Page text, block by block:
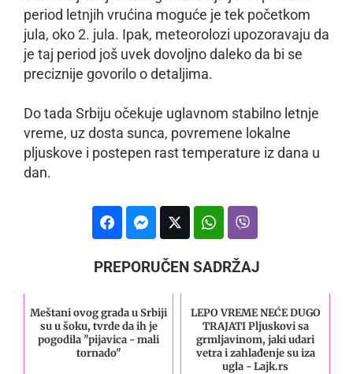
period letnjih vrućina moguće je tek početkom
jula, oko 2. jula. Ipak, meteorolozi upozoravaju da
je taj period još uvek dovoljno daleko da bi se
preciznije govorilo o detaljima.
Do tada Srbiju očekuje uglavnom stabilno letnje
vreme, uz dosta sunca, povremene lokalne
pljuskove i postepen rast temperature iz dana u
dan.
PREPORUČEN SADRŽAJ
Meštani ovog grada u Srbiji
su u šoku, tvrde da ih je
pogodila "pijavica - mali
tornado"
LEPO VREME NEĆE DUGO
TRAJATI Pljuskovi sa
grmljavinom, jaki udari
vetra i zahlađenje su iza
ugla - Lajk.rs